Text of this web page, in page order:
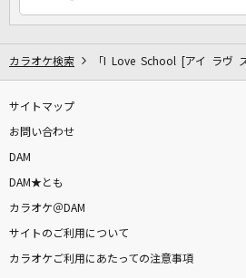
カラオケをもっと楽し
カラオケ検索 「I Love School [アイ ラヴ
サイトマップ
お問い合わせ
DAM
DAM★とも
カラオケ＠DAM
サイトのご利用について
カラオケご利用にあたっての注意事項